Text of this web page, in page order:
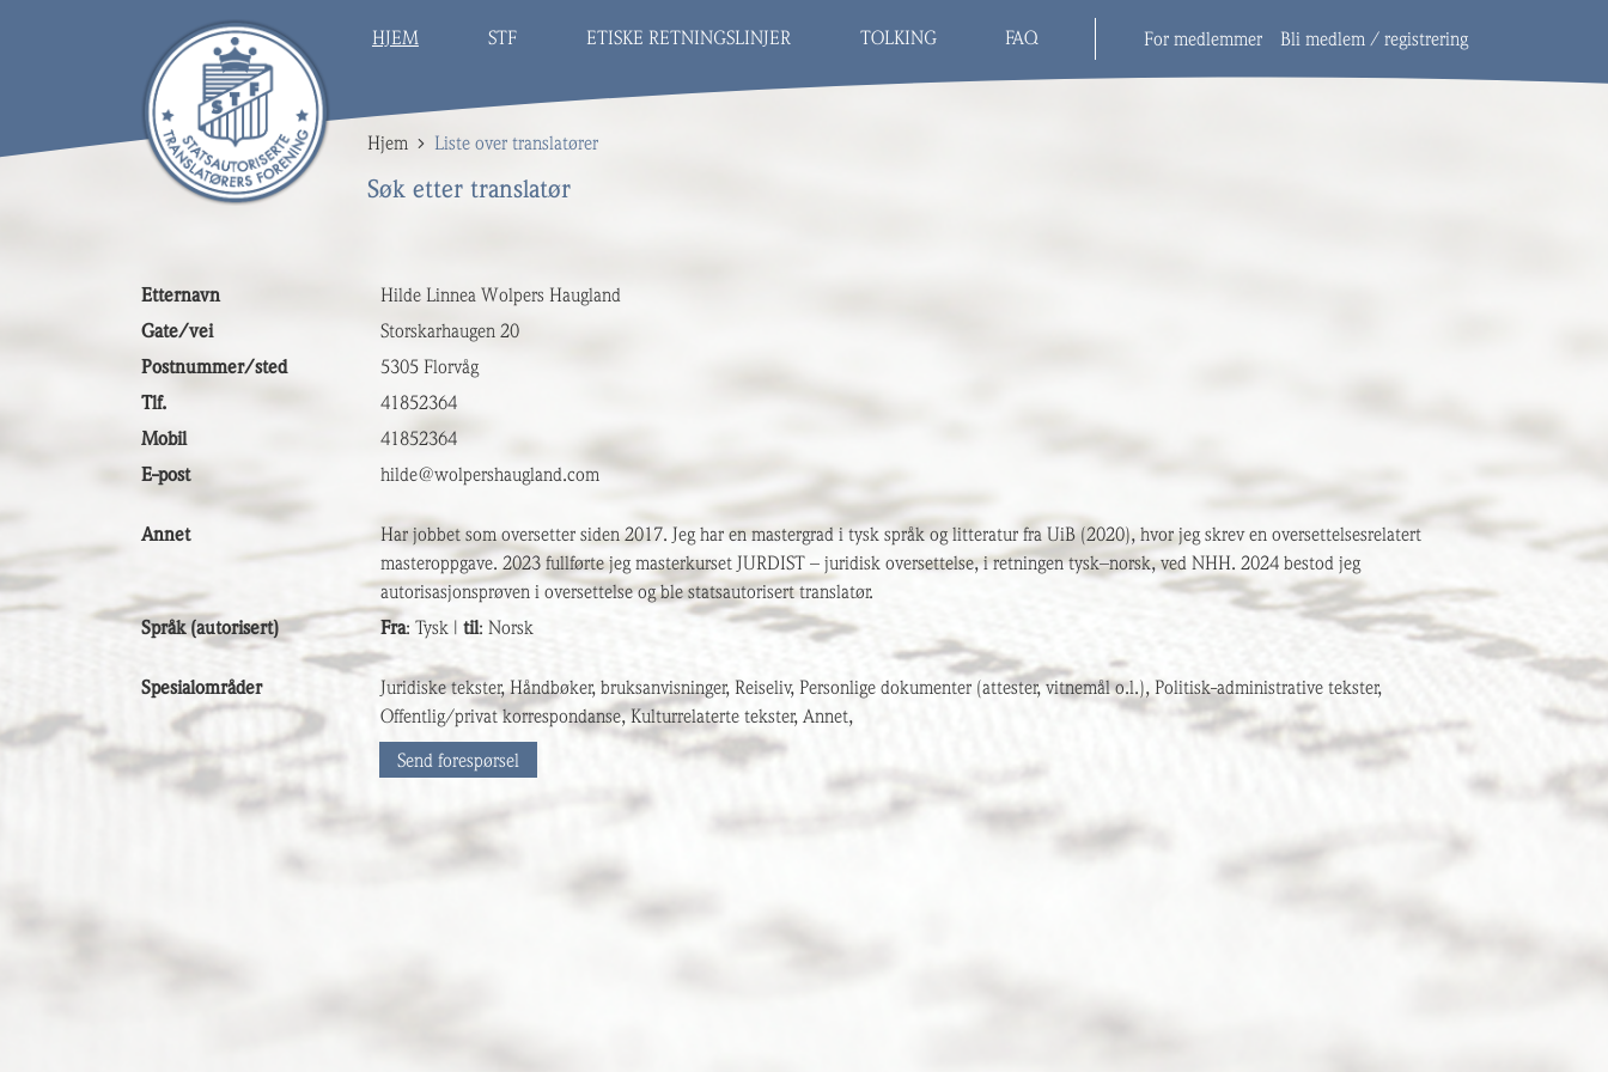
HJEM STF ETISKE RETNINGSLINJER TOLKING FAQ For medlemmer Bli medlem / registrering
Hjem Liste over translatører
Søk etter translatør
Send forespørsel
Etternavn
Hilde Linnea Wolpers Haugland
Gate/vei
Storskarhaugen 20
Postnummer/sted
5305 Florvåg
Tlf.
41852364
Mobil
41852364
E-post
hilde@wolpershaugland.com
Annet
Har jobbet som oversetter siden 2017. Jeg har en mastergrad i tysk språk og litteratur fra UiB (2020), hvor jeg skrev en oversettelsesrelatert
masteroppgave. 2023 fullførte jeg masterkurset JURDIST – juridisk oversettelse, i retningen tysk–norsk, ved NHH. 2024 bestod jeg
autorisasjonsprøven i oversettelse og ble statsautorisert translatør.
Språk (autorisert)
Fra: Tysk | til: Norsk
Spesialområder
Juridiske tekster, Håndbøker, bruksanvisninger, Reiseliv, Personlige dokumenter (attester, vitnemål o.l.), Politisk-administrative tekster,
Offentlig/privat korrespondanse, Kulturrelaterte tekster, Annet,